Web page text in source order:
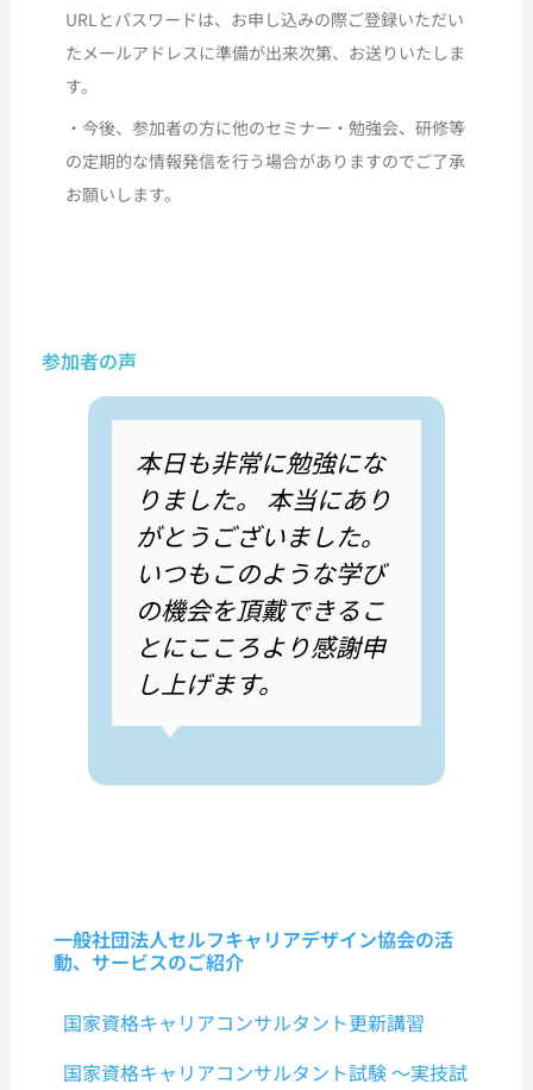
URLとパスワードは、お申し込みの際ご登録いただい
たメールアドレスに準備が出来次第、お送りいたしま
す。
・今後、参加者の方に他のセミナー ・勉強会、研修等
の定期的な情報発信を行う場合がありますのでご了承
お願いします。
参加者の声
本日も非常に勉強にな
りました。 本当にあり
がとうございました。
いつもこのような学び
の機会を頂戴できるこ
とにこころより感謝申
し上げます。
一般社団法人セルフキャリアデザイン協会の活
動、サービスのご紹介
国家資格キャリアコンサルタント更新講習
国家資格キャリアコンサルタント試験 ～実技試